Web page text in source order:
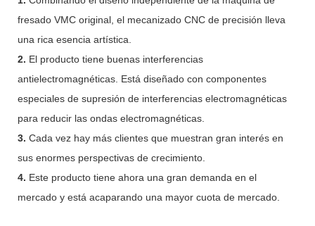
fresado VMC original, el mecanizado CNC de precisión lleva
una rica esencia artística.
2. El producto tiene buenas interferencias
antielectromagnéticas. Está diseñado con componentes
especiales de supresión de interferencias electromagnéticas
para reducir las ondas electromagnéticas.
3. Cada vez hay más clientes que muestran gran interés en
sus enormes perspectivas de crecimiento.
4. Este producto tiene ahora una gran demanda en el
mercado y está acaparando una mayor cuota de mercado.